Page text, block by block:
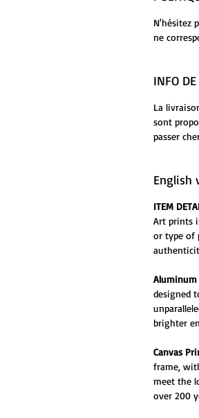
N'hésitez
ne
INFO
La
sont
passer
English
ITEM
Art prints
or type of
designed
brighter
Canvas
frame,
meet the
over 200